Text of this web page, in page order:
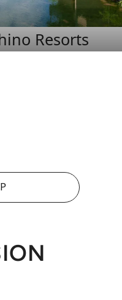
Resorts